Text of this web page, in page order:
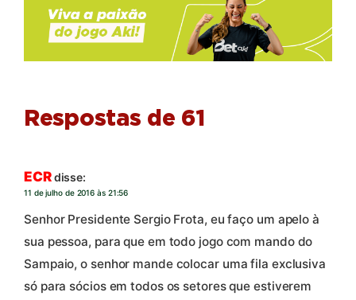
Respostas de 61
ECRdisse:
11 de julho de 2016 às 21:56
Senhor Presidente Sergio Frota, eu faço um apelo à
sua pessoa, para que em todo jogo com mando do
Sampaio, o senhor mande colocar uma fila exclusiva
só para sócios em todos os setores que estiverem